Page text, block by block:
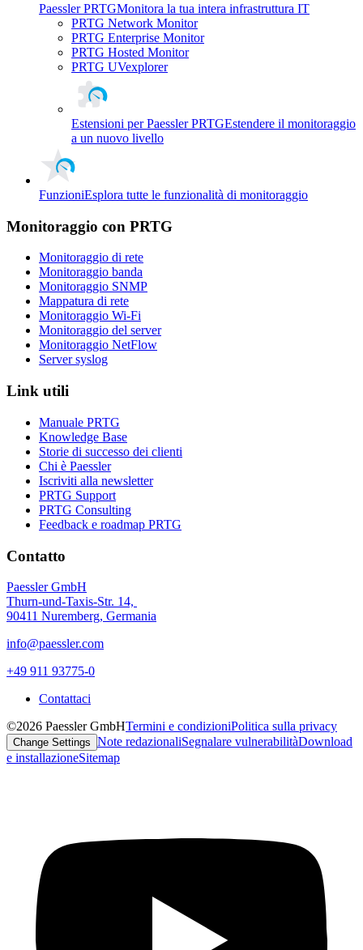
Paessler PRTGMonitora la tua intera infrastruttura IT
PRTG Network Monitor
PRTG Enterprise Monitor
PRTG Hosted Monitor
PRTG UVexplorer
Estensioni per Paessler PRTGEstendere il monitoraggio
a un nuovo livello
FunzioniEsplora tutte le funzionalità di monitoraggio
Monitoraggio con PRTG
Monitoraggio di rete
Monitoraggio banda
Monitoraggio SNMP
Mappatura di rete
Monitoraggio Wi-Fi
Monitoraggio del server
Monitoraggio NetFlow
Server syslog
Link utili
Manuale PRTG
Knowledge Base
Storie di successo dei clienti
Chi è Paessler
Iscriviti alla newsletter
PRTG Support
PRTG Consulting
Feedback e roadmap PRTG
Contatto
Paessler GmbH
Thurn-und-Taxis-Str. 14,
90411 Nuremberg, Germania
info@paessler.com
+49 911 93775-0
Contattaci
©2026 Paessler GmbHTermini e condizioniPolitica sulla privacy
Change Settings Note redazionaliSegnalare vulnerabilitàDownload
e installazioneSitemap